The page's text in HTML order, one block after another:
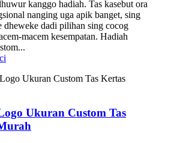
kanggo hadiah. Tas kasebut ora
nanging uga apik banget, sing
dheweke dadi pilihan sing cocog
macem kesempatan. Hadiah
Ukuran Custom Tas